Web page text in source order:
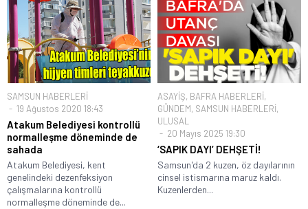
SAMSUN HABERLERİ
19 Ağustos 2020 18:43
Atakum Belediyesi kontrollü
normalleşme döneminde de
sahada
Atakum Belediyesi, kent
genelindeki dezenfeksiyon
çalışmalarına kontrollü
normalleşme döneminde de...
ASAYİŞ, BAFRA HABERLERİ,
GÜNDEM, SAMSUN HABERLERİ,
ULUSAL
20 Mayıs 2025 19:30
‘SAPIK DAYI’ DEHŞETİ!
Samsun'da 2 kuzen, öz dayılarının
cinsel istismarına maruz kaldı.
Kuzenlerden...